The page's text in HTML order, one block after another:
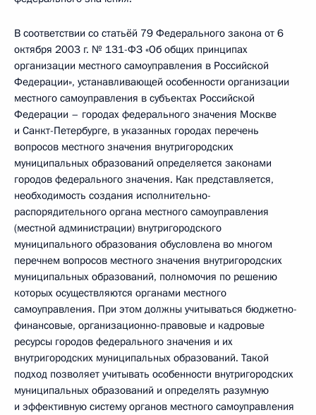
В соответствии со статьёй 79 Федерального закона от 6
октября 2003 г. № 131-ФЗ «Об общих принципах
организации местного самоуправления в Российской
Федерации», устанавливающей особенности организации
местного самоуправления в субъектах Российской
Федерации – городах федерального значения Москве
и Санкт-Петербурге, в указанных городах перечень
вопросов местного значения внутригородских
муниципальных образований определяется законами
городов федерального значения. Как представляется,
необходимость создания исполнительно-
распорядительного органа местного самоуправления
(местной администрации) внутригородского
муниципального образования обусловлена во многом
перечнем вопросов местного значения внутригородских
муниципальных образований, полномочия по решению
которых осуществляются органами местного
самоуправления. При этом должны учитываться бюджетно-
финансовые, организационно-правовые и кадровые
ресурсы городов федерального значения и их
внутригородских муниципальных образований. Такой
подход позволяет учитывать особенности внутригородских
муниципальных образований и определять разумную
и эффективную систему органов местного самоуправления